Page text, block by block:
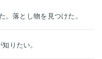
。落とし物を見つけた。
りたい。